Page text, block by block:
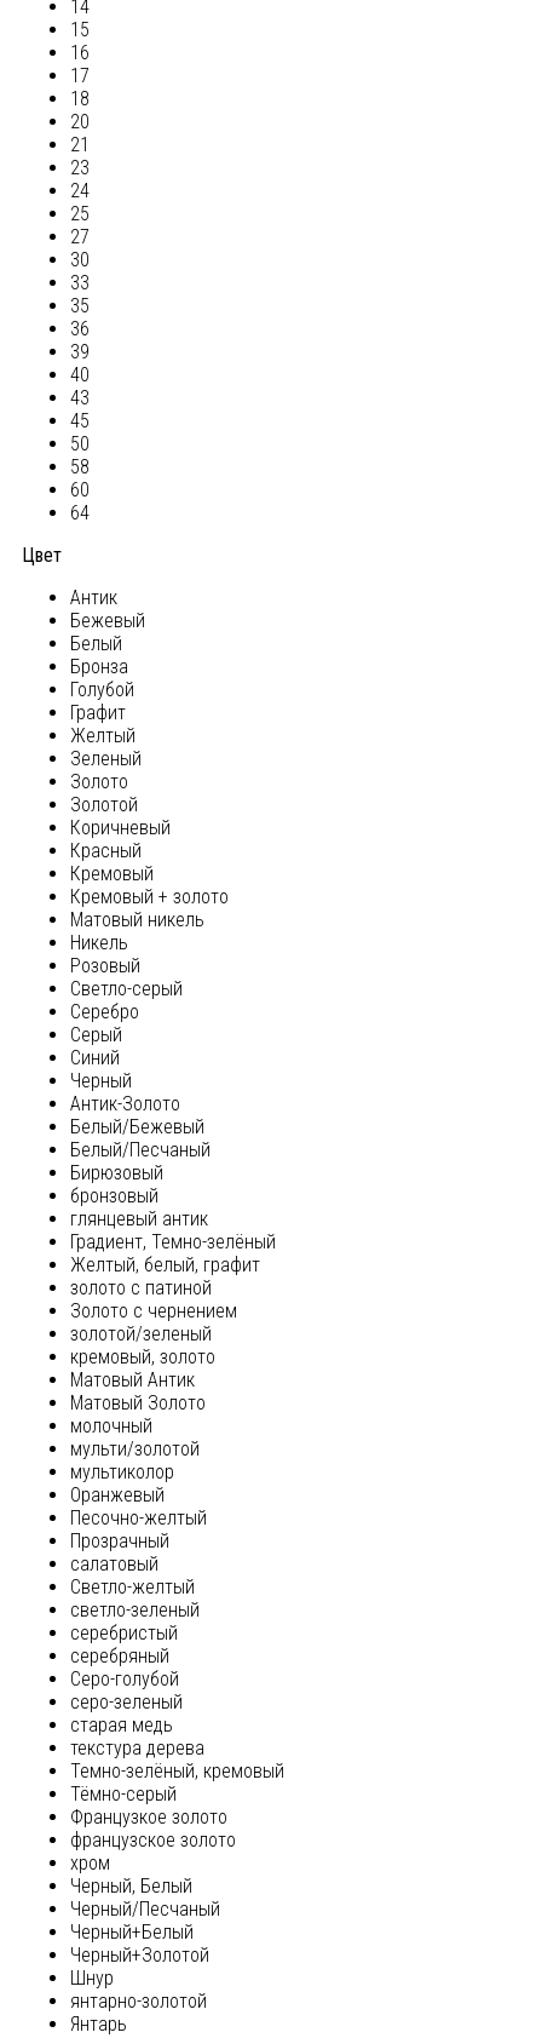
14
15
16
17
18
20
21
23
24
25
27
30
33
35
36
39
40
43
45
50
58
60
64
Цвет
Антик
Бежевый
Белый
Бронза
Голубой
Графит
Желтый
Зеленый
Золото
Золотой
Коричневый
Красный
Кремовый
Кремовый + золото
Матовый никель
Никель
Розовый
Светло-серый
Серебро
Серый
Синий
Черный
Антик-Золото
Белый/Бежевый
Белый/Песчаный
Бирюзовый
бронзовый
глянцевый антик
Градиент, Темно-зелёный
Желтый, белый, графит
золото с патиной
Золото с чернением
золотой/зеленый
кремовый, золото
Матовый Антик
Матовый Золото
молочный
мульти/золотой
мультиколор
Оранжевый
Песочно-желтый
Прозрачный
салатовый
Светло-желтый
светло-зеленый
серебристый
серебряный
Серо-голубой
серо-зеленый
старая медь
текстура дерева
Темно-зелёный, кремовый
Тёмно-серый
Французкое золото
французское золото
хром
Черный, Белый
Черный/Песчаный
Черный+Белый
Черный+Золотой
Шнур
янтарно-золотой
Янтарь